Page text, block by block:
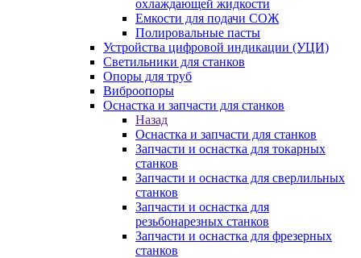
охлаждающей жидкости
Емкости для подачи СОЖ
Полировальные пасты
Устройства цифровой индикации (УЦИ)
Светильники для станков
Опоры для труб
Виброопоры
Оснастка и запчасти для станков
Назад
Оснастка и запчасти для станков
Запчасти и оснастка для токарных
станков
Запчасти и оснастка для сверлильных
станков
Запчасти и оснастка для
резьбонарезных станков
Запчасти и оснастка для фрезерных
станков